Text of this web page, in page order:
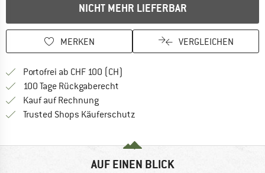
NICHT MEHR LIEFERBAR
MERKEN VERGLEICHEN
Portofrei ab CHF 100 (CH)
100 Tage Rückgaberecht
Kauf auf RechnungFinde die Zahlungs-Infos hier! Öffnet
Trusted Shops Käuferschutz
AUF EINEN BLICK